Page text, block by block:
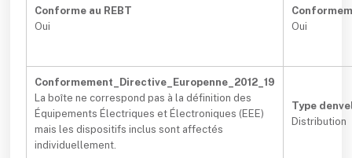
Conforme au REBT
Oui
Oui
Conformement_Directive_Europenne_2012_19
La boîte ne correspond pas à la définition des
Équipements Électriques et Électroniques (EEE)
mais les dispositifs inclus sont affectés
individuellement.
Type
Distribution